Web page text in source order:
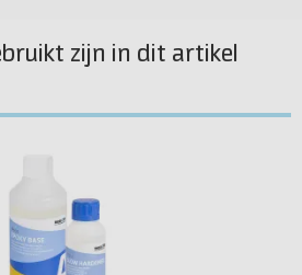
zijn in dit artikel